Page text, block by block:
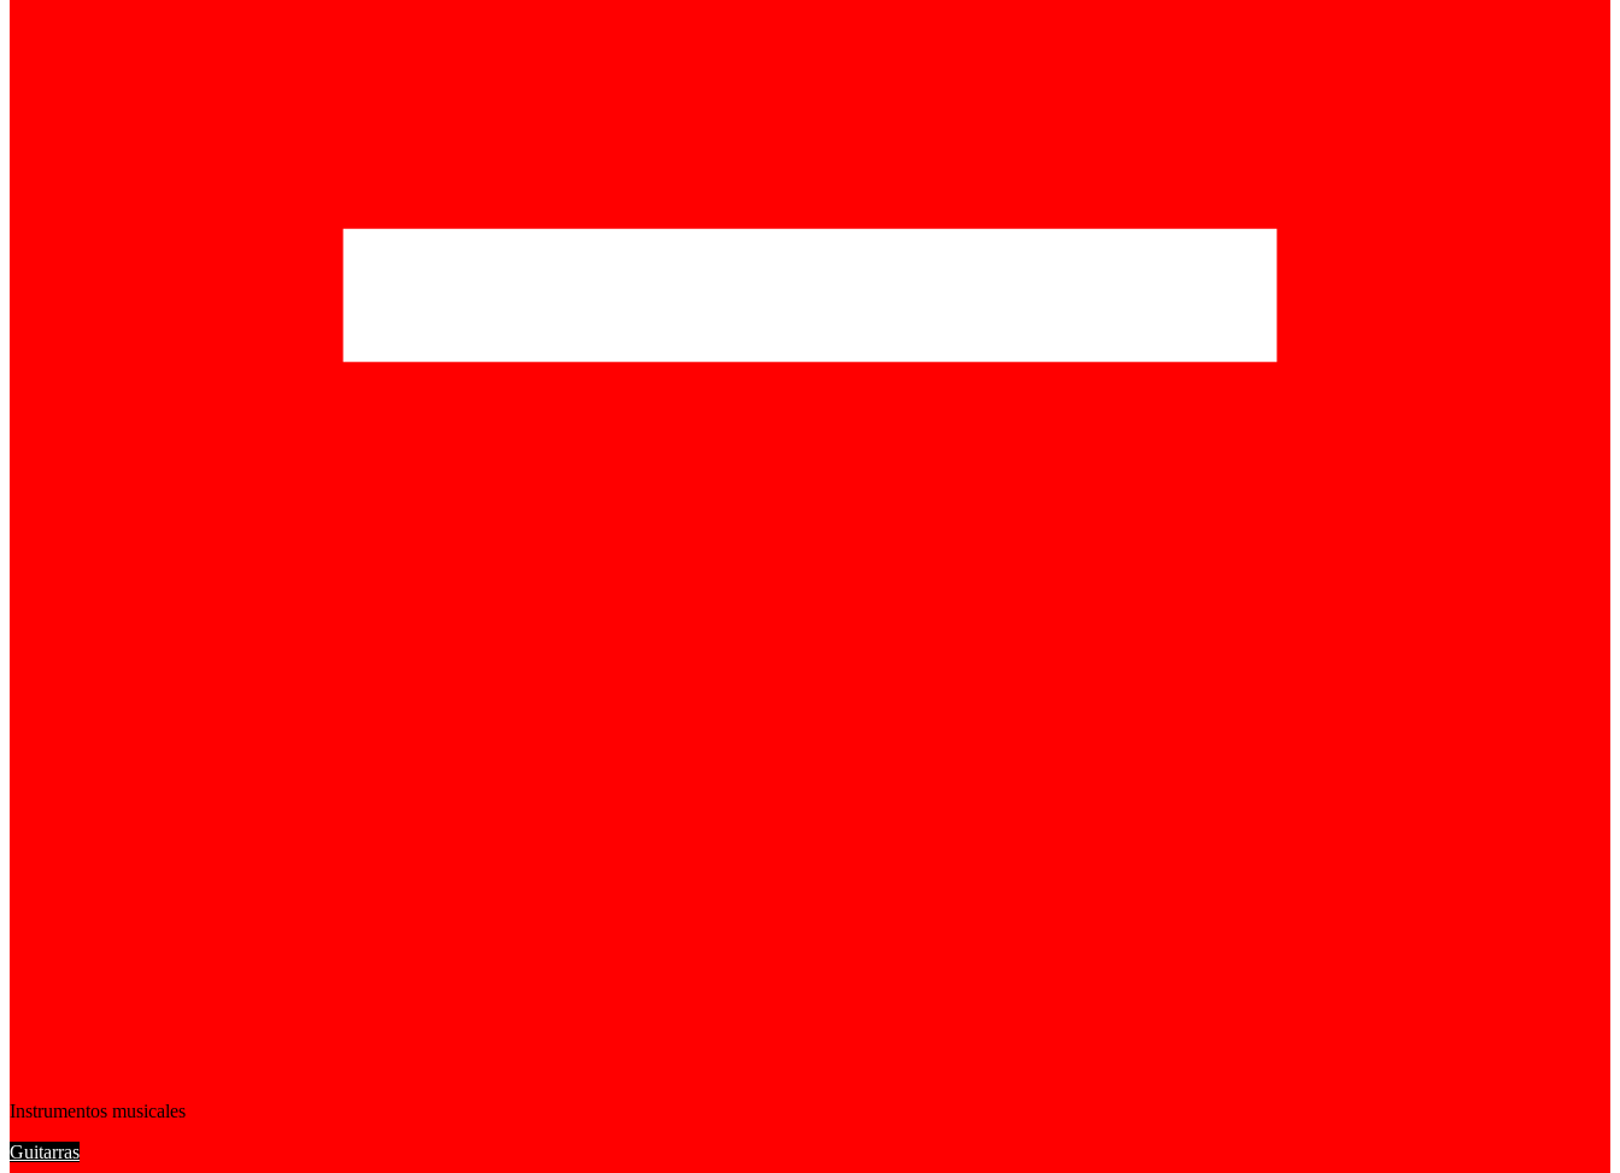
Instrumentos musicales
Guitarras